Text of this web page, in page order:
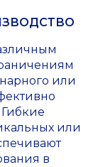
или
или
в